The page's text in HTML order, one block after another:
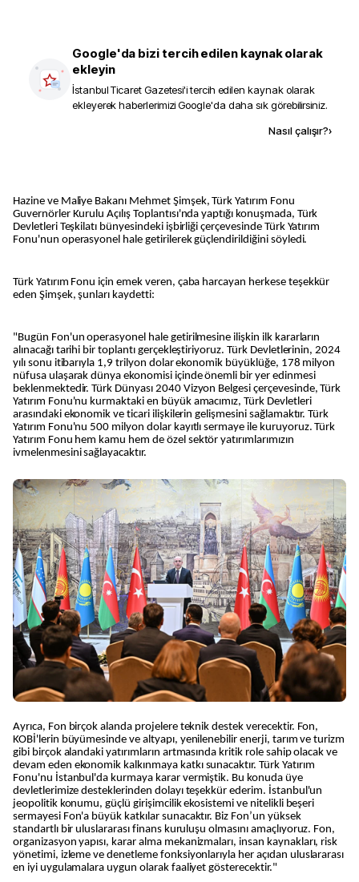
Google'da bizi tercih edilen kaynak olarak
ekleyin
İstanbul Ticaret Gazetesi'i tercih edilen kaynak olarak
ekleyerek haberlerimizi Google'da daha sık görebilirsiniz.
Nasıl çalışır?›
Hazine ve Maliye Bakanı Mehmet Şimşek, Türk Yatırım Fonu
Guvernörler Kurulu Açılış Toplantısı'nda yaptığı konuşmada, Türk
Devletleri Teşkilatı bünyesindeki işbirliği çerçevesinde Türk Yatırım
Fonu'nun operasyonel hale getirilerek güçlendirildiğini söyledi.
Türk Yatırım Fonu için emek veren, çaba harcayan herkese teşekkür
eden Şimşek, şunları kaydetti:
"Bugün Fon'un operasyonel hale getirilmesine ilişkin ilk kararların
alınacağı tarihi bir toplantı gerçekleştiriyoruz. Türk Devletlerinin, 2024
yılı sonu itibarıyla 1,9 trilyon dolar ekonomik büyüklüğe, 178 milyon
nüfusa ulaşarak dünya ekonomisi içinde önemli bir yer edinmesi
beklenmektedir. Türk Dünyası 2040 Vizyon Belgesi çerçevesinde, Türk
Yatırım Fonu'nu kurmaktaki en büyük amacımız, Türk Devletleri
arasındaki ekonomik ve ticari ilişkilerin gelişmesini sağlamaktır. Türk
Yatırım Fonu'nu 500 milyon dolar kayıtlı sermaye ile kuruyoruz. Türk
Yatırım Fonu hem kamu hem de özel sektör yatırımlarımızın
ivmelenmesini sağlayacaktır.
Ayrıca, Fon birçok alanda projelere teknik destek verecektir. Fon,
KOBİ'lerin büyümesinde ve altyapı, yenilenebilir enerji, tarım ve turizm
gibi birçok alandaki yatırımların artmasında kritik role sahip olacak ve
devam eden ekonomik kalkınmaya katkı sunacaktır. Türk Yatırım
Fonu'nu İstanbul'da kurmaya karar vermiştik. Bu konuda üye
devletlerimize desteklerinden dolayı teşekkür ederim. İstanbul'un
jeopolitik konumu, güçlü girişimcilik ekosistemi ve nitelikli beşeri
sermayesi Fon'a büyük katkılar sunacaktır. Biz Fon’un yüksek
standartlı bir uluslararası finans kuruluşu olmasını amaçlıyoruz. Fon,
organizasyon yapısı, karar alma mekanizmaları, insan kaynakları, risk
yönetimi, izleme ve denetleme fonksiyonlarıyla her açıdan uluslararası
en iyi uygulamalara uygun olarak faaliyet gösterecektir."